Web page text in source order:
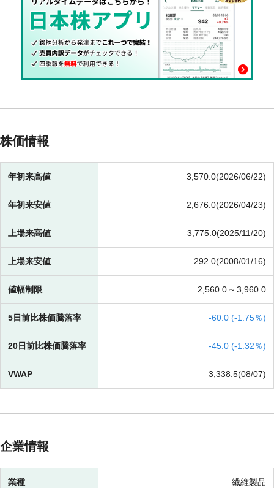
株価情報
年初来高値 3,570.0(2026/06/22)
年初来安値 2,676.0(2026/04/23)
上場来高値 3,775.0(2025/11/20)
上場来安値 292.0(2008/01/16)
値幅制限 2,560.0 ~ 3,960.0
5日前比株価騰落率 -60.0 (-1.75％)
20日前比株価騰落率 -45.0 (-1.32％)
VWAP 3,338.5(08/07)
企業情報
業種 繊維製品